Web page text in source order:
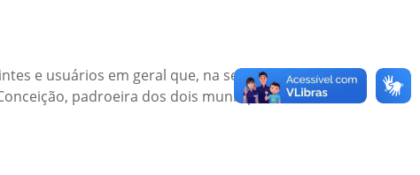
e usuários em geral que, na segunda-feira
padroeira dos dois municípios.